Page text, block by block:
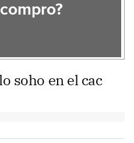
soho en el cac